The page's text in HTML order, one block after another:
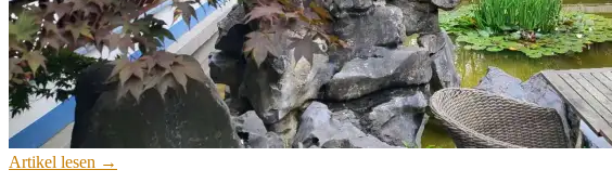
Artikel lesen →